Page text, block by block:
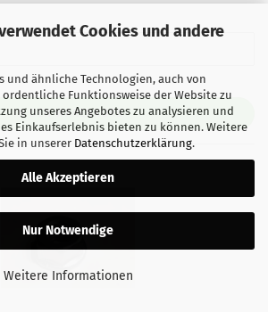
Cookies und andere
und ähnliche Technologien, auch von
Funktionsweise der Website zu
unseres Angebotes zu analysieren und
Einkaufserlebnis bieten zu können. Weitere
in unserer Datenschutzerklärung.
Alle Akzeptieren
Nur Notwendige
Weitere Informationen
IN DEN WARENKORB